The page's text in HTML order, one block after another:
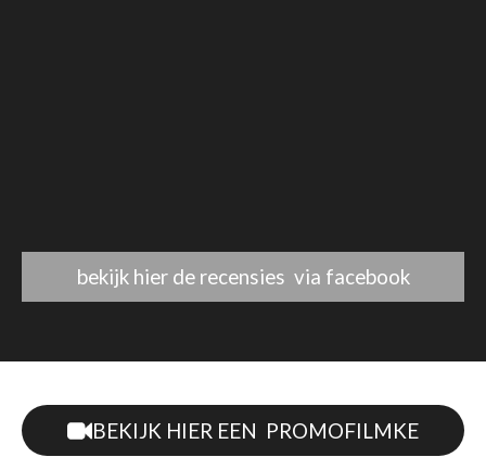
bekijk hier de recensies via facebook
BEKIJK HIER EEN PROMOFILMKE